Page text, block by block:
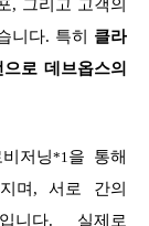
, 그리고 고객의
니다. 특히 클라
로 데브옵스의
저닝*1을 통해
며, 서로 간의
니다. 실제로